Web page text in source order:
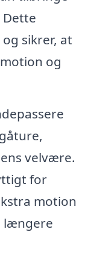
sikrer, at
og
velvære.
for
motion
længere